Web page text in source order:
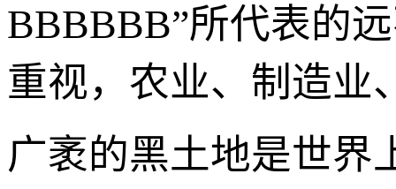
BBBBBB”所代表的
重视，农业、制造业
广袤的黑土地是世界